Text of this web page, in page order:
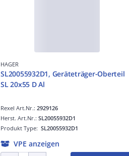
HAGER
SL20055932D1, Geräteträger-Oberteil
SL 20x55 D Al
Rexel Art.Nr.: 2929126
Produkt Type: SL20055932D1
Herst. Art.Nr.: SL20055932D1
VPE anzeigen